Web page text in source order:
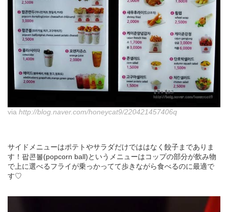
via http://blog.naver.com/honeycat9/220421457406q
サイドメニューはポテトやサラダだけでははなく餃子までありま
す！팝콘볼(popcorn ball)というメニューはコップの部分が飲み物
で上に選べるフライが乗っかってて歩きながら食べるのに最適で
す♡